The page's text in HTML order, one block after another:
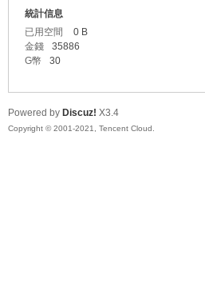
統計信息
已用空間
0 B
金錢
35886
G幣
30
Powered by Discuz! X3.4
Copyright © 2001-2021, Tencent Cloud.